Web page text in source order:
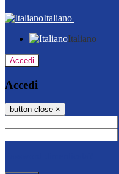
Italiano
Italiano
Accedi
Accedi
button close ×